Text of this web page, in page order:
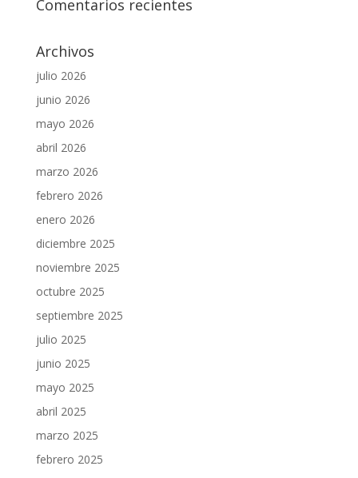
Comentarios recientes
Archivos
julio 2026
junio 2026
mayo 2026
abril 2026
marzo 2026
febrero 2026
enero 2026
diciembre 2025
noviembre 2025
octubre 2025
septiembre 2025
julio 2025
junio 2025
mayo 2025
abril 2025
marzo 2025
febrero 2025